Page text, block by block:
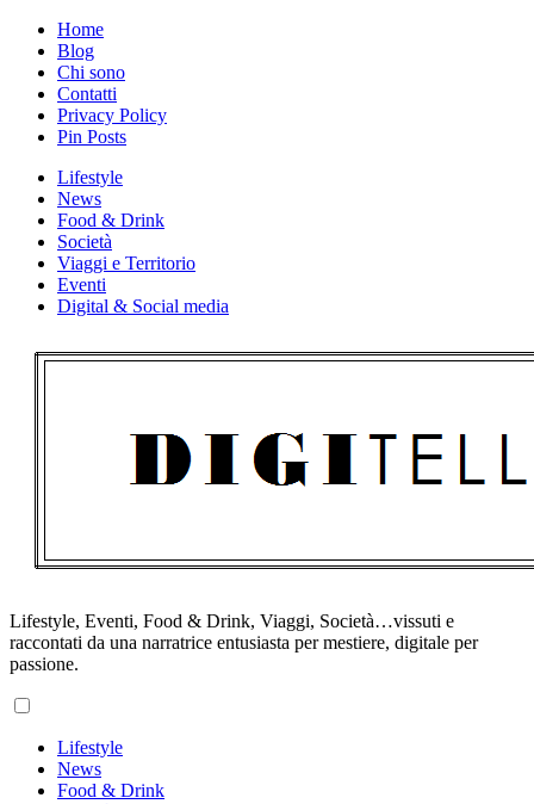
Skip
content
Home
Blog
Chi sono
Contatti
Privacy Policy
Pin Posts
Lifestyle
News
Food & Drink
Società
Viaggi e Territorio
Eventi
Digital & Social media
Lifestyle, Eventi, Food & Drink, Viaggi, Società…vissuti e
raccontati da una narratrice entusiasta per mestiere, digitale per
passione.
Menu
Lifestyle
News
Food & Drink